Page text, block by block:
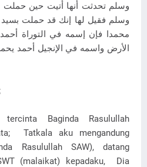
وسلم تحدثت أنها أتيت حين حملت
وسلم فقيل لها إنك قد حملت بسيد
محمدا فإن إسمه في التوراة
الأرض واسمه في الإنجيل أحمد
tercinta Baginda Rasulullah
Tatkala aku mengandung
Rasulullah SAW), datang
(malaikat) kepadaku, Dia